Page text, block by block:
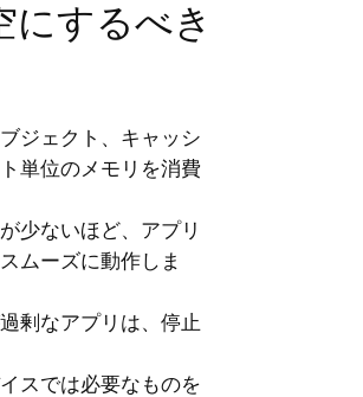
にするべき
ジェクト、キャッシ
単位のメモリを消費
少ないほど、アプリ
ムーズに動作しま
剰なアプリは、停止
スでは必要なものを